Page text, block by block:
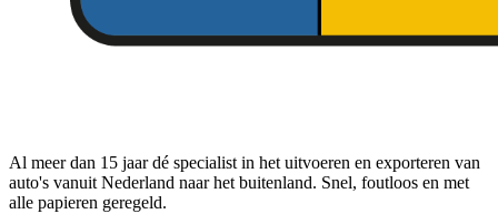
Al meer dan 15 jaar dé specialist in het uitvoeren en exporteren van
auto's vanuit Nederland naar het buitenland. Snel, foutloos en met
alle papieren geregeld.